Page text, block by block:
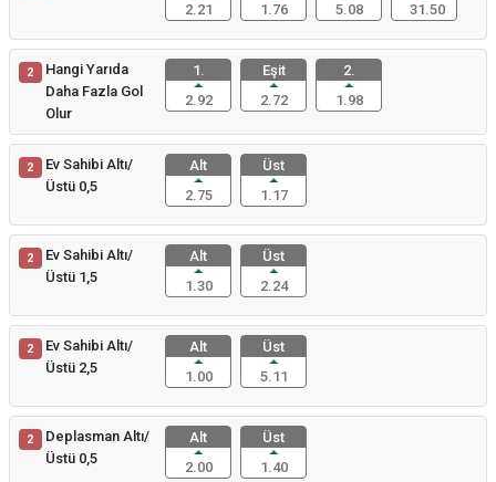
2.21
1.76
5.08
31.50
2
Hangi Yarıda
Daha Fazla Gol
Olur
1.
2.92
Eşit
2.72
2.
1.98
2
Ev Sahibi Altı/
Üstü 0,5
Alt
2.75
Üst
1.17
2
Ev Sahibi Altı/
Üstü 1,5
Alt
1.30
Üst
2.24
2
Ev Sahibi Altı/
Üstü 2,5
Alt
1.00
Üst
5.11
2
Deplasman Altı/
Üstü 0,5
Alt
2.00
Üst
1.40